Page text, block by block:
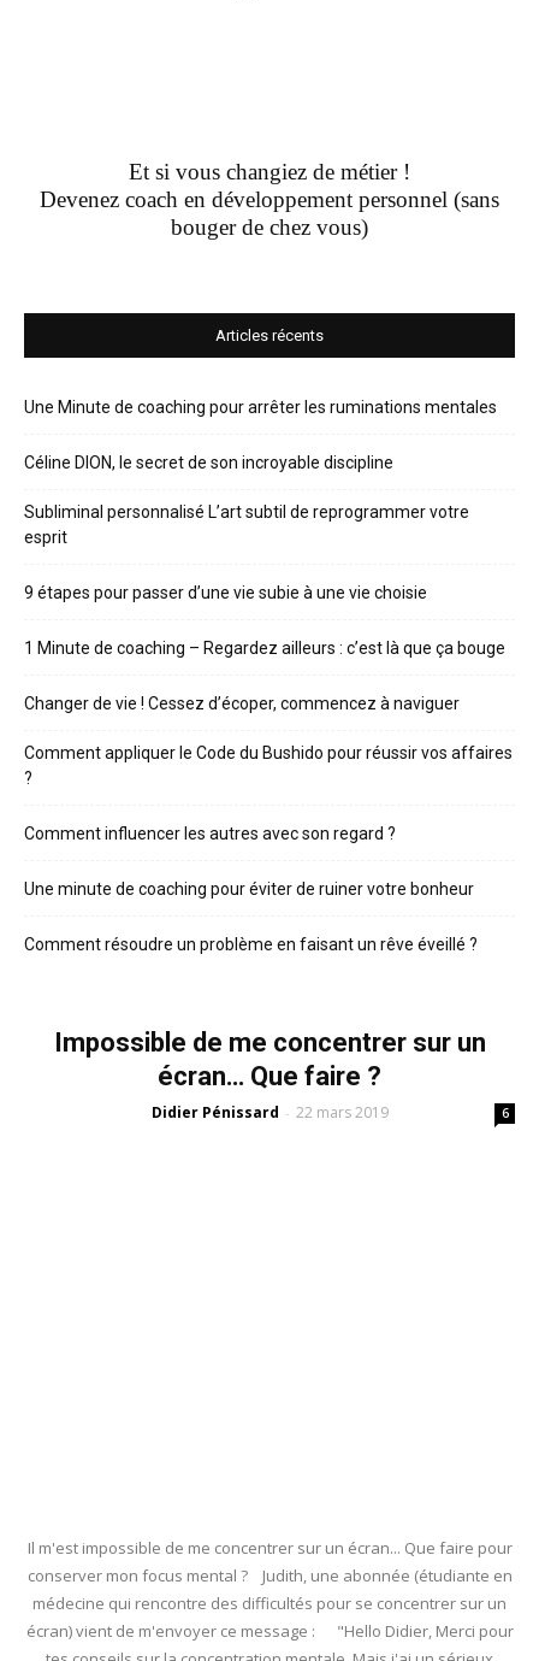
Et si vous changiez de métier !
Devenez coach en développement personnel (sans
bouger de chez vous)
Articles récents
Une Minute de coaching pour arrêter les ruminations mentales
Céline DION, le secret de son incroyable discipline
Subliminal personnalisé L’art subtil de reprogrammer votre
esprit
9 étapes pour passer d’une vie subie à une vie choisie
1 Minute de coaching – Regardez ailleurs : c’est là que ça bouge
Changer de vie ! Cessez d’écoper, commencez à naviguer
Comment appliquer le Code du Bushido pour réussir vos affaires
?
Comment influencer les autres avec son regard ?
Une minute de coaching pour éviter de ruiner votre bonheur
Comment résoudre un problème en faisant un rêve éveillé ?
Impossible de me concentrer sur un
écran… Que faire ?
Didier Pénissard - 22 mars 2019 6
Il m'est impossible de me concentrer sur un écran... Que faire pour
conserver mon focus mental ? Judith, une abonnée (étudiante en
médecine qui rencontre des difficultés pour se concentrer sur un
écran) vient de m'envoyer ce message : "Hello Didier, Merci pour